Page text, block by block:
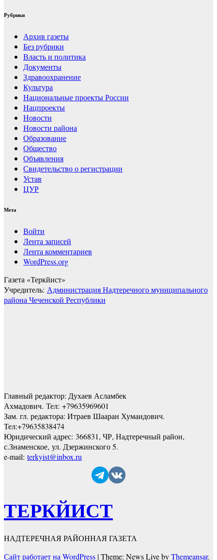
Рубрики
Архив газеты
Без рубрики
Власть и политика
Документы
Здравоохранение
Культура
Национальные проекты России
Нацпроекты
Новости
Новости района
Образование
Общество
Объявления
Свидетельство о регистрации
Устав
ЦУР
Мета
Войти
Лента записей
Лента комментариев
WordPress.org
Газета «Теркйист»
Учредитель: Администрация Надтеречного муниципального
района Чеченской Республики
Главный редактор: Духаев Асламбек
Ахмадович. Тел: +79635969601
Зам. гл. редактора: Итраев Шааран Хумаидович.
Тел:+79635838474
Юридический адрес: 366831, ЧР, Надтеречный район,
с.Знаменское, ул. Дзержинского 5.
e-mail: terkyist@inbox.ru
ТЕРКЙИСТ
НАДТЕРЕЧНАЯ РАЙОННАЯ ГАЗЕТА
Сайт работает на WordPress |Theme: News Live byThemeansar.